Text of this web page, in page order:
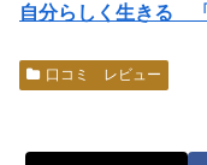
自分らしく生きる
口コミ レビュー